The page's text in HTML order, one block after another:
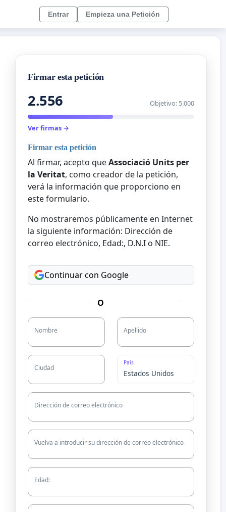
Entrar Empieza una Petición
Firmar esta petición
2.556 Objetivo: 5.000
Ver firmas →
Firmar esta petición
Al firmar, acepto queAssociació Units per
la Veritat, como creador de la petición,
verá la información que proporciono en
este formulario.
No mostraremos públicamente en Internet
la siguiente información: Dirección de
correo electrónico, Edad:, D.N.I o NIE.
Continuar con Google
O
Nombre Apellido
Ciudad
País
Dirección de correo electrónico
Vuelva a introducir su dirección de correo electrónico
Edad: